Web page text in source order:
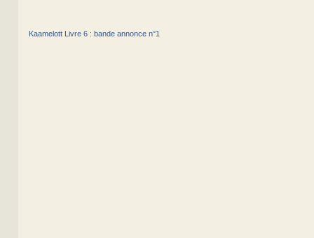
Kaamelott Livre 6 : bande annonce n°1